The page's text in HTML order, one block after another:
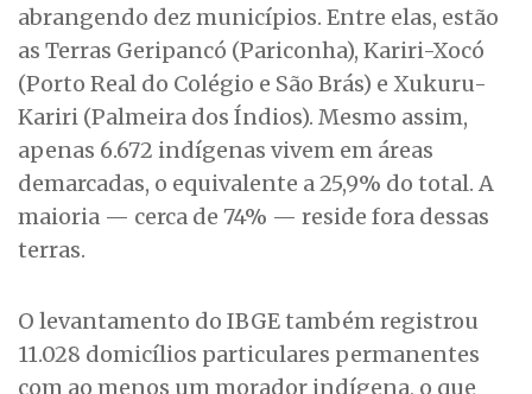
abrangendo dez municípios. Entre elas, estão
as Terras Geripancó (Pariconha), Kariri-Xocó
(Porto Real do Colégio e São Brás) e Xukuru-
Kariri (Palmeira dos Índios). Mesmo assim,
apenas 6.672 indígenas vivem em áreas
demarcadas, o equivalente a 25,9% do total. A
maioria — cerca de 74% — reside fora dessas
terras.
O levantamento do IBGE também registrou
11.028 domicílios particulares permanentes
com ao menos um morador indígena, o que